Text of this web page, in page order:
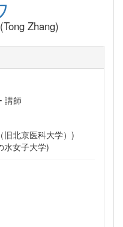
Zhang)
講師
旧北京医科大学）)
水女子大学)